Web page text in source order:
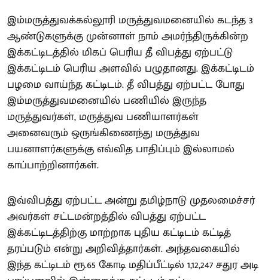
இம்மருத்துவக்கல்லூரி மருத்துவமனையில் கடந்த 3
ஆண்டுகளுக்கு முன்னாள் நாம் அமர்ந்திருக்கின்ற
இக்கட்டிடத்தில் மிகப் பெரிய தீ விபத்து ஏற்பட்டு
இக்கட்டிடம் பெரிய அளவில் பழுதானது. இக்கட்டிடம்
பழமை வாய்ந்த கட்டிடம். தீ விபத்து ஏற்பட்ட போது
இம்மருத்துவமனையில் பணியில் இருந்த
மருத்துவர்கள், மருத்துவ பணியாளர்கள்
அனைவரும் ஒருங்கிணைந்து மருத்துவ
பயனாளர்களுக்கு எவ்வித பாதிப்பும் இல்லாமல்
காப்பாற்றினார்கள்.
இவ்விபத்து ஏற்பட்ட அன்று தமிழ்நாடு முதலமைச்சர்
அவர்கள் சட்டமன்றத்தில் விபத்து ஏற்பட்ட
இக்கட்டிடத்திற்கு மாற்றாக புதிய கட்டிடம் கட்டித்
தரப்படும் என்று அறிவித்தார்கள். அந்தவகையில்
இந்த கட்டிடம் ரூ.65 கோடி மதிப்பீட்டில் 1,12,247 சதுர அடி